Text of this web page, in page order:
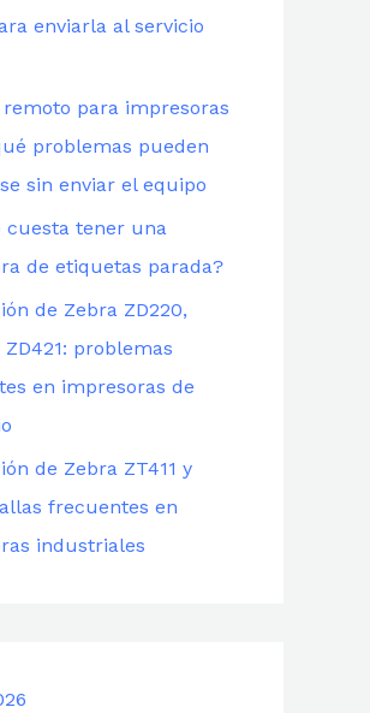
enviarla al servicio
para impresoras
problemas pueden
sin enviar el equipo
cuesta tener una
de etiquetas parada?
de Zebra ZD220,
ZD421: problemas
en impresoras de
de Zebra ZT411 y
frecuentes en
industriales